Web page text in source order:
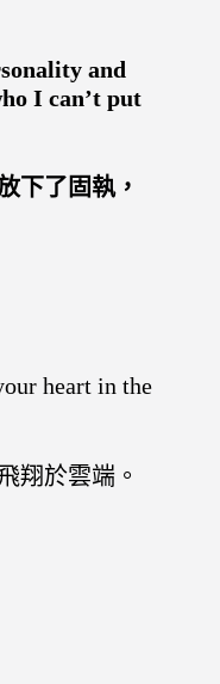
and
I can’t put
下了固執，
heart in the
翔於雲端。